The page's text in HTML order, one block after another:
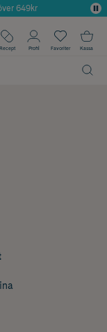
649kr
Recept Profil Favoriter Kassa